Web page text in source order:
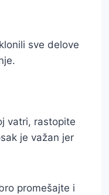
sve delove
vatri, rastopite
je važan jer
promešajte i